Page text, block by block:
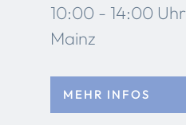
10:00 - 14:00 Uhr
Mainz
MEHR INFOS